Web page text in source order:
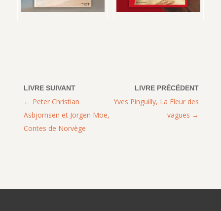
Yves Pinguilly, La Fleur des
vagues
Peter Christian
Asbjornsen et Jorgen Moe,
Contes de Norvège